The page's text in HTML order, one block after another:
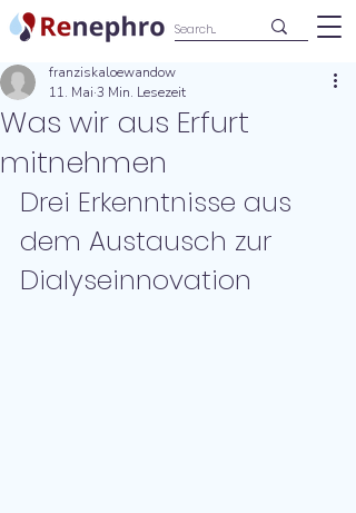
Was wir aus Erfurt
mitnehmen
franziskaloewandow
11. Mai 3 Min. Lesezeit
Drei Erkenntnisse aus
dem Austausch zur
Dialyseinnovation